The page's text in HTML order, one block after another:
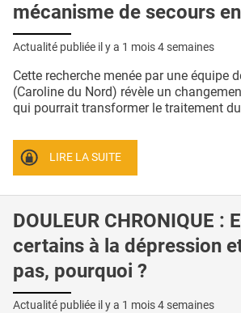
mécanisme de secours
Actualité publiée il y a 1 mois 4 semaines
Cette recherche menée par une équipe
(Caroline du Nord) révèle un
qui pourrait transformer le traitement
LIRE LA SUITE
DOULEUR CHRONIQUE :
certains à la dépression
pas, pourquoi ?
Actualité publiée il y a 1 mois 4 semaines